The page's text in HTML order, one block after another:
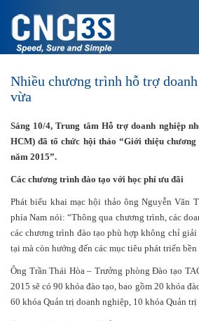
p
Nhiều chương trình hỗ trợ
vừa
Sáng 10/4, Trung tâm Hỗ trợ doanh nghiệp
HCM) đã tổ chức hội thảo “Giới thiệu
năm 2015”.
Các chương trình đào tạo với học phí ưu đãi
Phát biểu khai mạc hội thảo ông Nguyễn Văn
phía Nam nói: “Thông qua chương trình, các
các chương trình đào tạo phù hợp không chỉ giải
tại mà còn hướng đến các mục tiêu phát triển
Ông Trần Thái Hòa – Trưởng phòng Đào tạo
2015 sẽ có 90 khóa đào tạo, bao gồm 20 khóa
60 khóa Quản trị doanh nghiệp, 10 khóa Quản trị